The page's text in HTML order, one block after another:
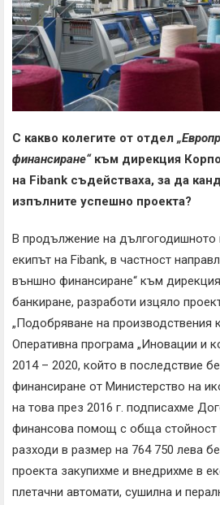
С какво колегите от отдел
финансиране“към дирекция
на Fibank съдействаха, за да
изпълните успешно проекта?
В продължение на дългогодишното
екипът на Fibank, в частност
външно финансиране“ към
банкиране, разработи изцяло
„Подобряване на производствения
Оперативна програма „Иновации и
2014 – 2020, който в последствие
финансиране от Министерство на
на това през 2016 г. подписахме
финансова помощ с обща стойност
разходи в размер на 764 750 лева
проекта закупихме и внедрихме в
плетачни автомати, сушилна и